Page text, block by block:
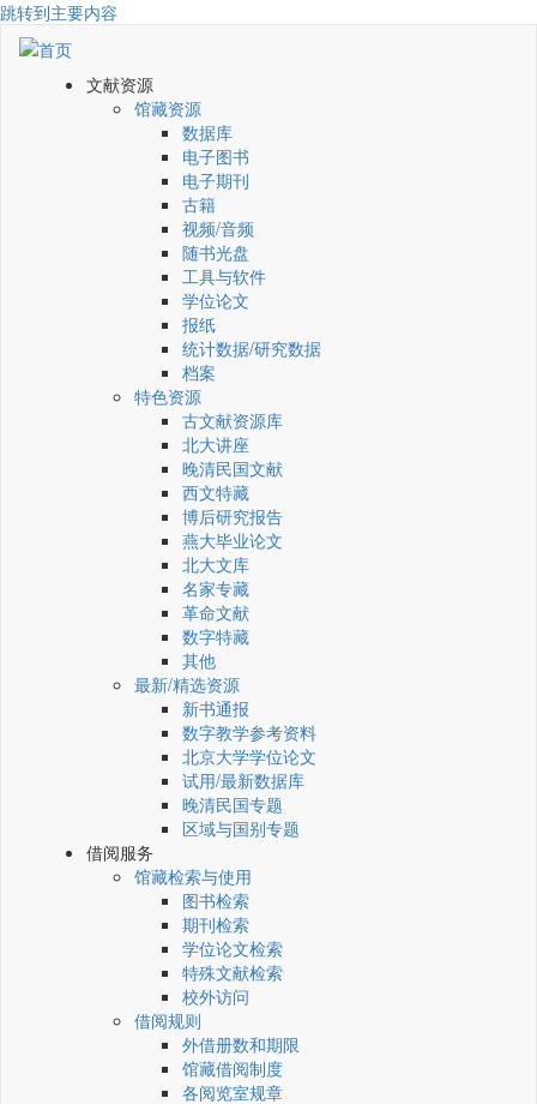
跳转到主要内容
文献资源
馆藏资源
数据库
电子图书
电子期刊
古籍
视频/音频
随书光盘
工具与软件
学位论文
报纸
统计数据/研究数据
档案
特色资源
古文献资源库
北大讲座
晚清民国文献
西文特藏
博后研究报告
燕大毕业论文
北大文库
名家专藏
革命文献
数字特藏
其他
最新/精选资源
新书通报
数字教学参考资料
北京大学学位论文
试用/最新数据库
晚清民国专题
区域与国别专题
借阅服务
馆藏检索与使用
图书检索
期刊检索
学位论文检索
特殊文献检索
校外访问
借阅规则
外借册数和期限
馆藏借阅制度
各阅览室规章